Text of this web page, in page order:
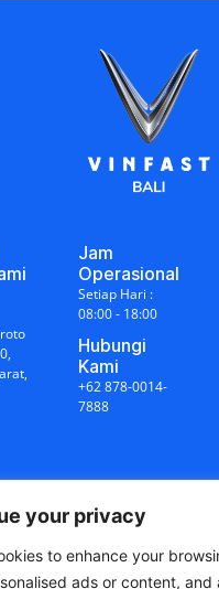
your privacy
to enhance your
ads or content, and
Jam
Operasional
Setiap Hari :
08:00 - 18:00
Hubungi
Kami
+62 878-0014-
7888